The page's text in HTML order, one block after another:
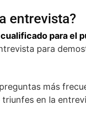
entrevista?
para el
para
más
en la